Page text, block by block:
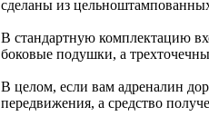
сделаны из
В стандартную комплектацию
боковые подушки, а
В целом, если вам адреналин
передвижения, а средство